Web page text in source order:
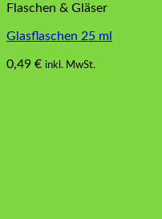
Flaschen & Gläser
Glasflaschen 25 ml
0,49 € inkl. MwSt.